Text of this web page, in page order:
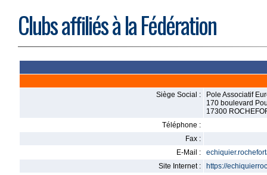
Clubs affiliés à la Fédération
Siège Social :
Pole Associatif
170 boulevard
17300
Téléphone :
Fax :
E-Mail :
Site Internet :
https://